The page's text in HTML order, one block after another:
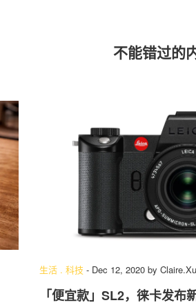
不能错过的
生活 . 科技 - Dec 12, 2020 by Claire.Xu
「便宜款」SL2，徕卡发布